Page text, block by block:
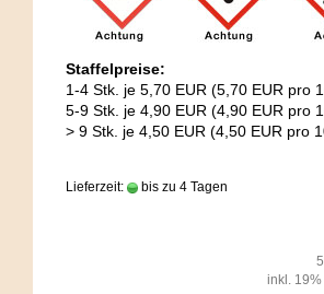
Staffelpreise:
1-4 Stk. je 5,70 EUR (5,70 EUR pro
5-9 Stk. je 4,90 EUR (4,90 EUR pro
> 9 Stk. je 4,50 EUR (4,50 EUR pro
Lieferzeit: bis zu 4 Tagen
inkl.